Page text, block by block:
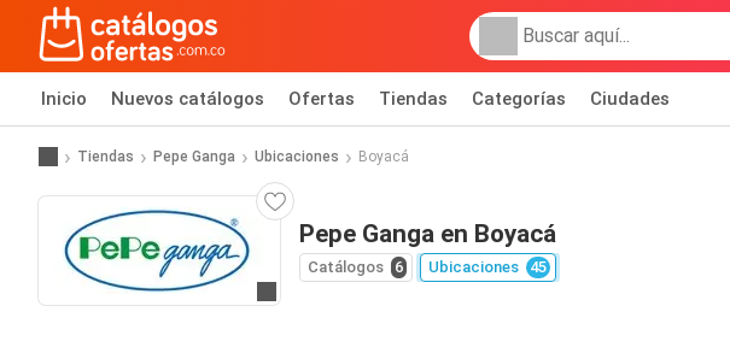
Inicio Nuevos catálogos Ofertas Tiendas Categorías Ciudades
Tiendas Pepe Ganga Ubicaciones Boyacá
Pepe Ganga en Boyacá
Catálogos 6 Ubicaciones 45